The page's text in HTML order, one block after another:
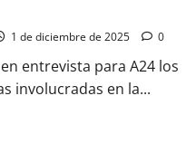
1 de diciembre de 2025 0
entrevista para A24 los
involucradas en la...